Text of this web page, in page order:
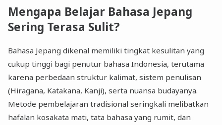
Mengapa Belajar Bahasa Jepang
Sering Terasa Sulit?
Bahasa Jepang dikenal memiliki tingkat kesulitan yang
cukup tinggi bagi penutur bahasa Indonesia, terutama
karena perbedaan struktur kalimat, sistem penulisan
(Hiragana, Katakana, Kanji), serta nuansa budayanya.
Metode pembelajaran tradisional seringkali melibatkan
hafalan kosakata mati, tata bahasa yang rumit, dan